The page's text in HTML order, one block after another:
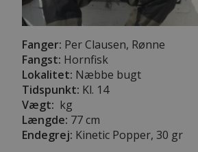
Fanger: Per Clausen, Rønne
Fangst: Hornfisk
Lokalitet: Næbbe bugt
Tidspunkt: Kl. 14
Vægt: kg
Længde: 77 cm
Endegrej: Kinetic Popper, 30 gr